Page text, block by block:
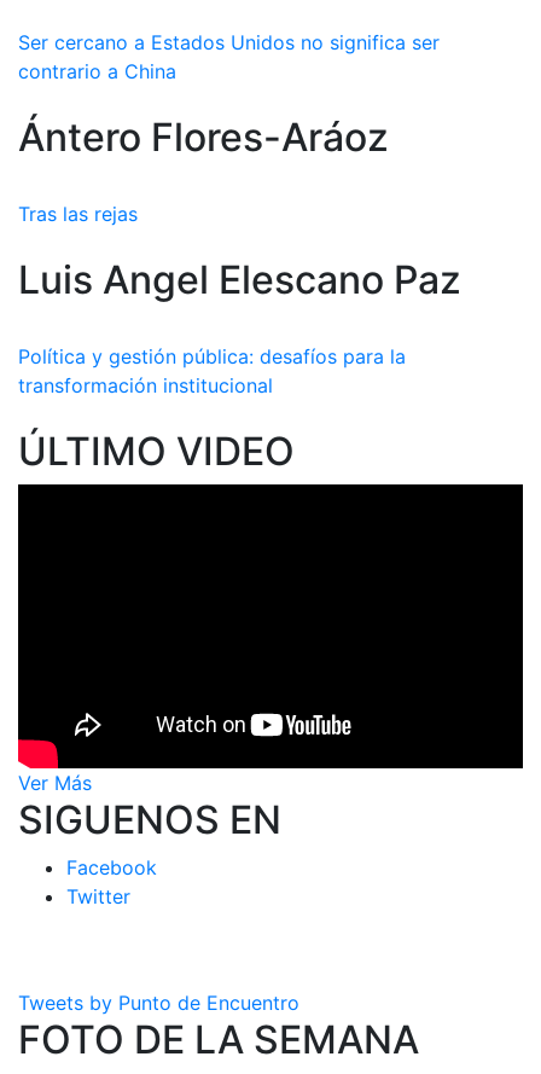
Ser cercano a Estados Unidos no significa ser
contrario a China
Ántero Flores-Aráoz
Tras las rejas
Luis Angel Elescano Paz
Política y gestión pública: desafíos para la
transformación institucional
ÚLTIMO VIDEO
Ver Más
SIGUENOS EN
Facebook
Twitter
Tweets by Punto de Encuentro
FOTO DE LA SEMANA